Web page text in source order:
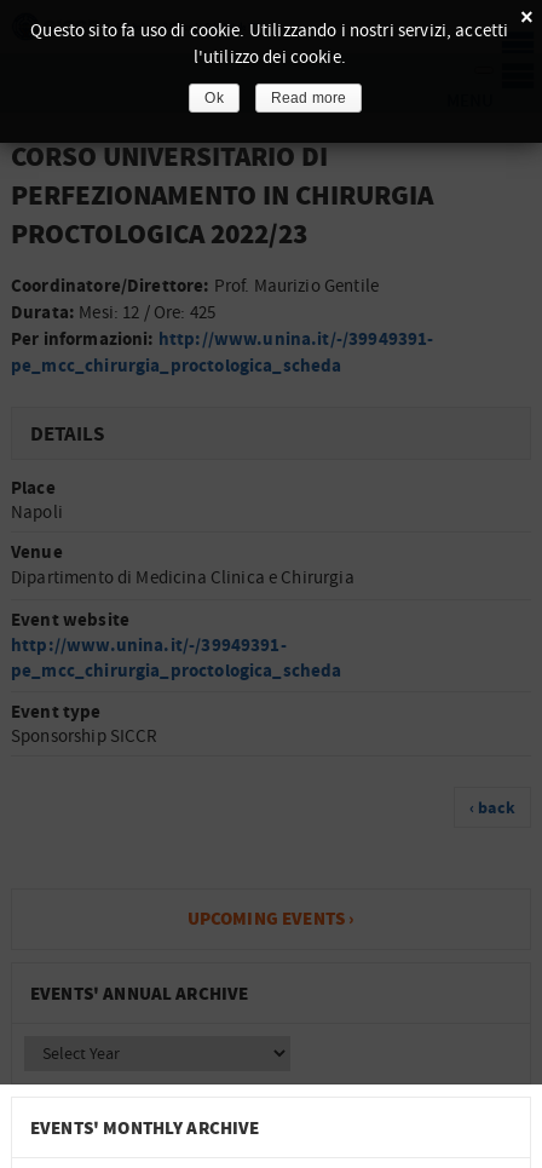
CORSO UNIVERSITARIO DI
PERFEZIONAMENTO IN CHIRURGIA
PROCTOLOGICA 2022/23
Coordinatore/Direttore: Prof. Maurizio Gentile
Durata: Mesi: 12 / Ore: 425
Per informazioni: http://www.unina.it/-/39949391-
pe_mcc_chirurgia_proctologica_scheda
DETAILS
Place
Napoli
Venue
Dipartimento di Medicina Clinica e Chirurgia
Event website
http://www.unina.it/-/39949391-
pe_mcc_chirurgia_proctologica_scheda
Event type
Sponsorship SICCR
‹ back
UPCOMING EVENTS ›
EVENTS' ANNUAL ARCHIVE
EVENTS' MONTHLY ARCHIVE
×
Questo sito fa uso di cookie. Utilizzando i nostri servizi, accetti
l'utilizzo dei cookie.
Ok Read more